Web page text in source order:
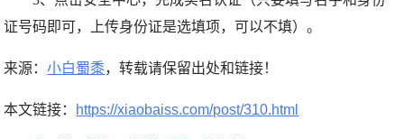
证号码即可，上传身份证是选填项，可以不填）。
来源：小白蜀黍，转载请保留出处和链接！
本文链接： https://xiaobaiss.com/post/310.html